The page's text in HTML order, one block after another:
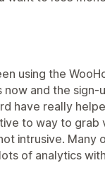
using the
and the sign-
have really
to way to grab
intrusive. Many
of analytics